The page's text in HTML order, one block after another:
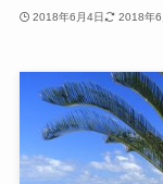
2018年6月4日 2018年6